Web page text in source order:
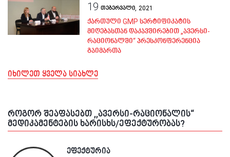
19 თებერვალი, 2021
ქართული GMP სერტიფიკატის
მიღებასთან დაკავშირებით „ავერსი-
რაციონალში“ პრესკონფერენცია
გაიმართა
იხილეთ ყველა სიახლე
როგორ შეაფასებთ ,,ავერსი-რაციონალის“
მედიკამენტების ხარისხს/ეფექტურობას?
ეფექტურია